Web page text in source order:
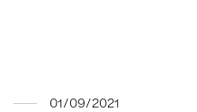
01/09/2021